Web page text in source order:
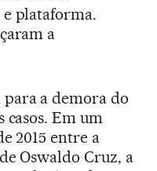
plataforma.
a
a demora do
casos. Em um
2015 entre a
Oswaldo Cruz, a